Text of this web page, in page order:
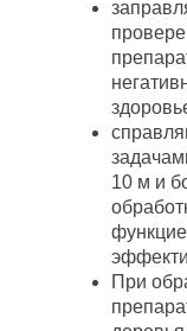
10 м и
При